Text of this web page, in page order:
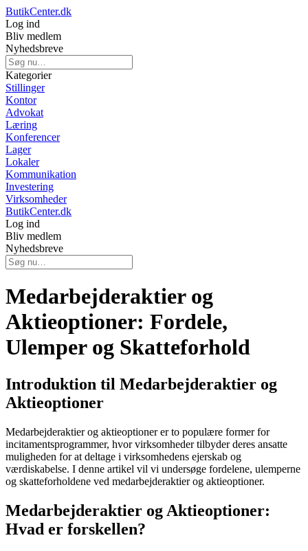
ButikCenter.dk
Log ind
Bliv medlem
Nyhedsbreve
Kategorier
Stillinger
Kontor
Advokat
Læring
Konferencer
Lager
Lokaler
Kommunikation
Investering
Virksomheder
ButikCenter.dk
Log ind
Bliv medlem
Nyhedsbreve
Medarbejderaktier og
Aktieoptioner: Fordele,
Ulemper og Skatteforhold
Introduktion til Medarbejderaktier og
Aktieoptioner
Medarbejderaktier og aktieoptioner er to populære former for
incitamentsprogrammer, hvor virksomheder tilbyder deres ansatte
muligheden for at deltage i virksomhedens ejerskab og
værdiskabelse. I denne artikel vil vi undersøge fordelene, ulemperne
og skatteforholdene ved medarbejderaktier og aktieoptioner.
Medarbejderaktier og Aktieoptioner:
Hvad er forskellen?